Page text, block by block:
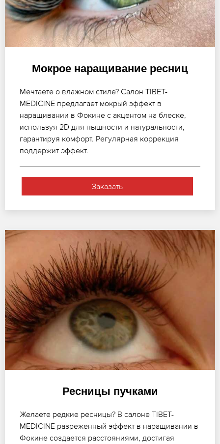
Мокрое наращивание ресниц
Мечтаете о влажном стиле? Салон TIBET-
MEDICINE предлагает мокрый эффект в
наращивании в Фокине с акцентом на блеске,
используя 2D для пышности и натуральности,
гарантируя комфорт. Регулярная коррекция
поддержит эффект.
Заказать
Ресницы пучками
Желаете редкие ресницы? В салоне TIBET-
MEDICINE разреженный эффект в наращивании в
Фокине создается расстояниями, достигая